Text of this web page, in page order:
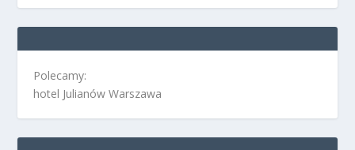
Polecamy:
hotel Julianów Warszawa